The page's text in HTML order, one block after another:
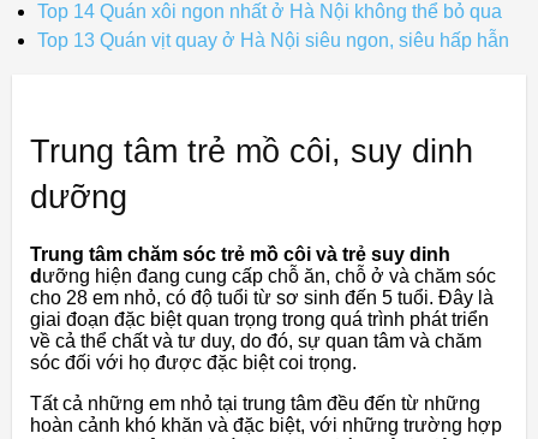
Top 14 Quán xôi ngon nhất ở Hà Nội không thể bỏ qua
Top 13 Quán vịt quay ở Hà Nội siêu ngon, siêu hấp hẫn
Trung tâm trẻ mồ côi, suy dinh
dưỡng
Trung tâm chăm sóc trẻ mồ côi và trẻ suy dinh
d ưỡng hiện đang cung cấp chỗ ăn, chỗ ở và chăm sóc
cho 28 em nhỏ, có độ tuổi từ sơ sinh đến 5 tuổi. Đây là
giai đoạn đặc biệt quan trọng trong quá trình phát triển
về cả thể chất và tư duy, do đó, sự quan tâm và chăm
sóc đối với họ được đặc biệt coi trọng.
Tất cả những em nhỏ tại trung tâm đều đến từ những
hoàn cảnh khó khăn và đặc biệt, với những trường hợp